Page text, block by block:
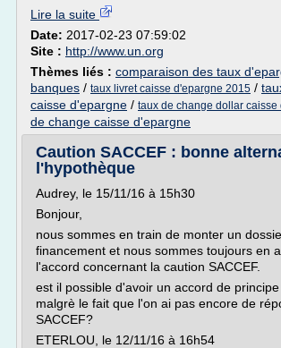
Lire la suite
Date: 2017-02-23 07:59:02
Site : http://www.un.org
Thèmes liés : comparaison des taux
banques / taux livret caisse d'epargne 2015 /
caisse d'epargne / taux de change dollar caisse
de change caisse d'epargne
Caution SACCEF : bonne
l'hypothèque
Audrey, le 15/11/16 à 15h30
Bonjour,
nous sommes en train de monter un
financement et nous sommes toujours en
l'accord concernant la caution SACCEF.
est il possible d'avoir un accord de
malgrè le fait que l'on ai pas encore de
SACCEF?
ETERLOU, le 12/11/16 à 16h54